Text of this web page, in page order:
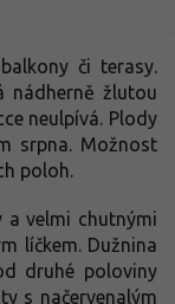
či terasy.
nádherně žlutou
neulpívá. Plody
srpna. Možnost
poloh.
velmi chutnými
líčkem. Dužnina
druhé poloviny
s načervenalým